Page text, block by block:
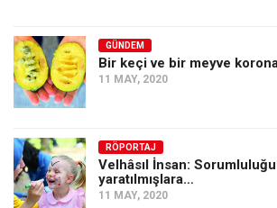
Avrupa
Asya
İslam Dünyası
Amerika
Avustralya
GÜNDEM
Bir keçi ve bir meyve
11 MAY, 2020
RÖPORTAJ
Velhâsıl İnsan:
yaratılmışlara…
11 MAY, 2020